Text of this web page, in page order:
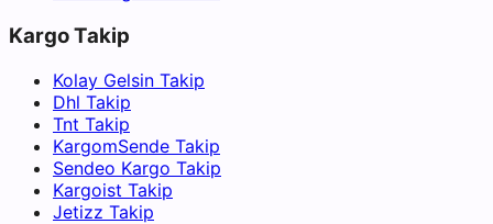
Kargo Takip
Kolay Gelsin Takip
Dhl Takip
Tnt Takip
KargomSende Takip
Sendeo Kargo Takip
Kargoist Takip
Jetizz Takip